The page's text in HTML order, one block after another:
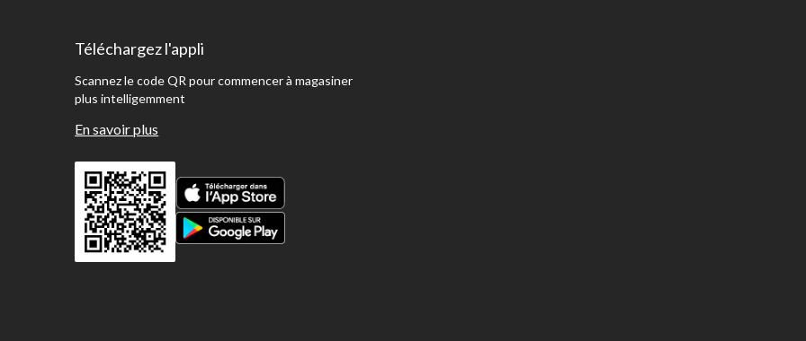
Téléchargez l'appli
Scannez le code QR pour commencer à magasiner
plus intelligemment
En savoir plus